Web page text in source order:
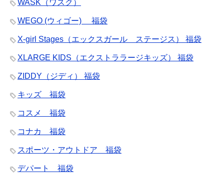
WASK（ワスク）
WEGO (ウィゴー) 福袋
X-girl Stages（エックスガール ステージス） 福袋
XLARGE KIDS（エクストララージキッズ） 福袋
ZIDDY（ジディ） 福袋
キッズ 福袋
コスメ 福袋
コナカ 福袋
スポーツ・アウトドア 福袋
デパート 福袋